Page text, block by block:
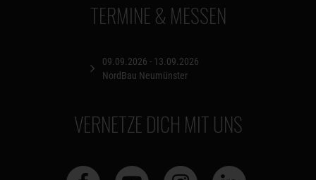
TERMINE & MESSEN
09.09.2026 - 13.09.2026
NordBau Neumünster
VERNETZE DICH MIT UNS